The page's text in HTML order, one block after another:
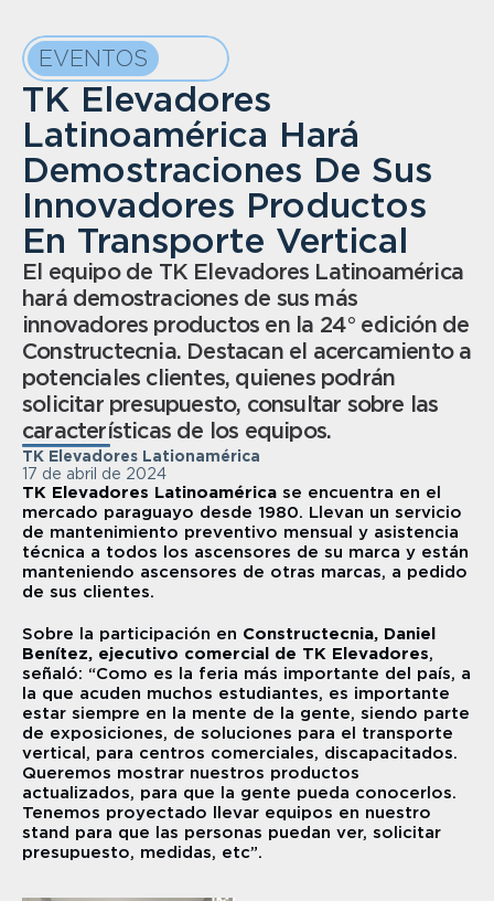
EVENTOS
TK Elevadores
Latinoamérica Hará
Demostraciones De Sus
Innovadores Productos
En Transporte Vertical
El equipo de TK Elevadores Latinoamérica
hará demostraciones de sus más
innovadores productos en la 24° edición de
Constructecnia. Destacan el acercamiento a
potenciales clientes, quienes podrán
solicitar presupuesto, consultar sobre las
características de los equipos.
TK Elevadores Lationamérica
17 de abril de 2024
TK Elevadores Latinoamérica se encuentra en el
mercado paraguayo desde 1980. Llevan un servicio
de mantenimiento preventivo mensual y asistencia
técnica a todos los ascensores de su marca y están
manteniendo ascensores de otras marcas, a pedido
de sus clientes.
Sobre la participación en Constructecnia, Daniel
Benítez, ejecutivo comercial de TK Elevadores,
señaló: “Como es la feria más importante del país, a
la que acuden muchos estudiantes, es importante
estar siempre en la mente de la gente, siendo parte
de exposiciones, de soluciones para el transporte
vertical, para centros comerciales, discapacitados.
Queremos mostrar nuestros productos
actualizados, para que la gente pueda conocerlos.
Tenemos proyectado llevar equipos en nuestro
stand para que las personas puedan ver, solicitar
presupuesto, medidas, etc”.